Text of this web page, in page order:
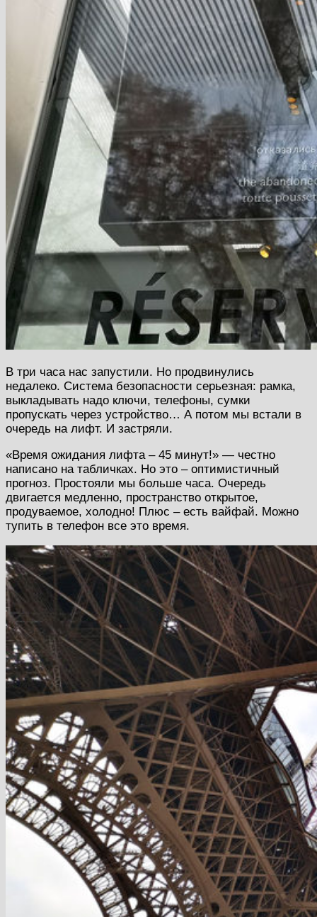
В три часа нас запустили. Но продвинулись
недалеко. Система безопасности серьезная: рамка,
выкладывать надо ключи, телефоны, сумки
пропускать через устройство… А потом мы встали в
очередь на лифт. И застряли.
«Время ожидания лифта – 45 минут!» — честно
написано на табличках. Но это – оптимистичный
прогноз. Простояли мы больше часа. Очередь
двигается медленно, пространство открытое,
продуваемое, холодно! Плюс – есть вайфай. Можно
тупить в телефон все это время.